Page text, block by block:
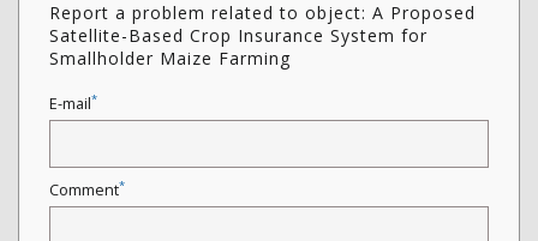
Report a problem related to object: A Proposed
Satellite-Based Crop Insurance System for
Smallholder Maize Farming
E-mail*
Comment*